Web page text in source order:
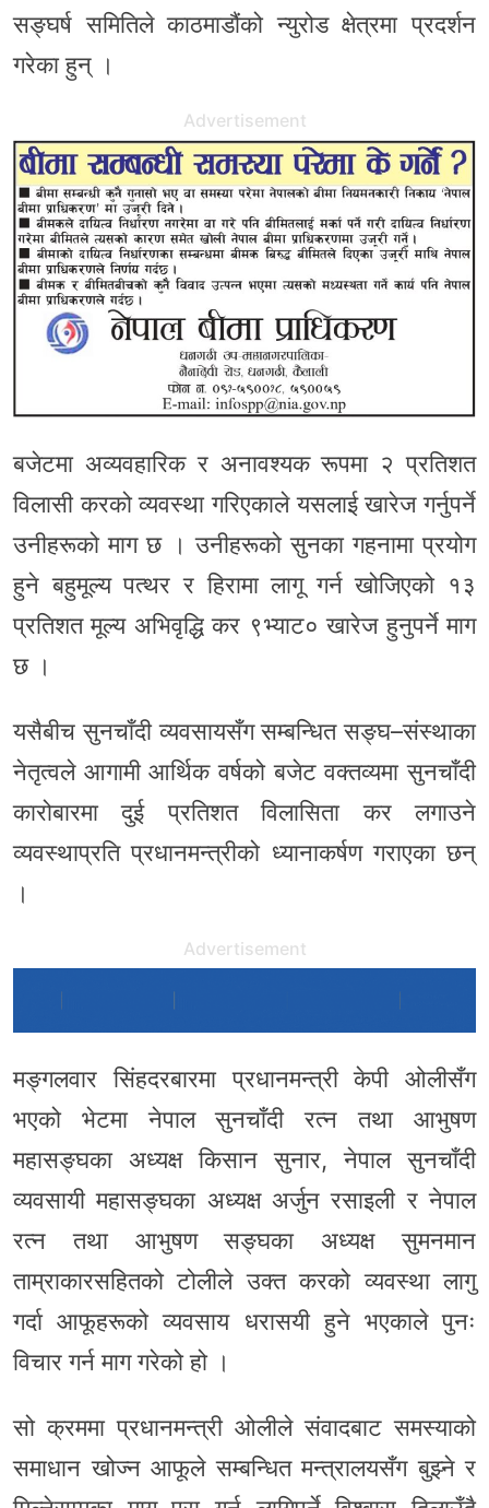
सङ्घर्ष समितिले काठमाडौंको न्युरोड क्षेत्रमा प्रदर्शन
गरेका हुन् ।
Advertisement
बजेटमा अव्यवहारिक र अनावश्यक रूपमा २ प्रतिशत
विलासी करको व्यवस्था गरिएकाले यसलाई खारेज गर्नुपर्ने
उनीहरूको माग छ । उनीहरूको सुनका गहनामा प्रयोग
हुने बहुमूल्य पत्थर र हिरामा लागू गर्न खोजिएको १३
प्रतिशत मूल्य अभिवृद्धि कर ९भ्याट० खारेज हुनुपर्ने माग
छ ।
यसैबीच सुनचाँदी व्यवसायसँग सम्बन्धित सङ्घ–संस्थाका
नेतृत्वले आगामी आर्थिक वर्षको बजेट वक्तव्यमा सुनचाँदी
कारोबारमा दुई प्रतिशत विलासिता कर लगाउने
व्यवस्थाप्रति प्रधानमन्त्रीको ध्यानाकर्षण गराएका छन्
।
Advertisement
मङ्गलवार सिंहदरबारमा प्रधानमन्त्री केपी ओलीसँग
भएको भेटमा नेपाल सुनचाँदी रत्न तथा आभुषण
महासङ्घका अध्यक्ष किसान सुनार, नेपाल सुनचाँदी
व्यवसायी महासङ्घका अध्यक्ष अर्जुन रसाइली र नेपाल
रत्न तथा आभुषण सङ्घका अध्यक्ष सुमनमान
ताम्राकारसहितको टोलीले उक्त करको व्यवस्था लागु
गर्दा आफूहरूको व्यवसाय धरासयी हुने भएकाले पुनः
विचार गर्न माग गरेको हो ।
सो क्रममा प्रधानमन्त्री ओलीले संवादबाट समस्याको
समाधान खोज्न आफूले सम्बन्धित मन्त्रालयसँग बुझ्ने र